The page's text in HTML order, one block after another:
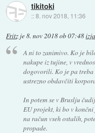
tikitoki
::8. nov 2018, 11:36
Fritz je8. nov 2018 ob 07:48
A ni to zanimivo. Ko je
nakupe iz tujine, v
dogovorili. Ko je pa
ustrezno obdavčiti
In potem se v Bruslju
EU projekt, ki bo v
na račun vseh ostalih,
propade.